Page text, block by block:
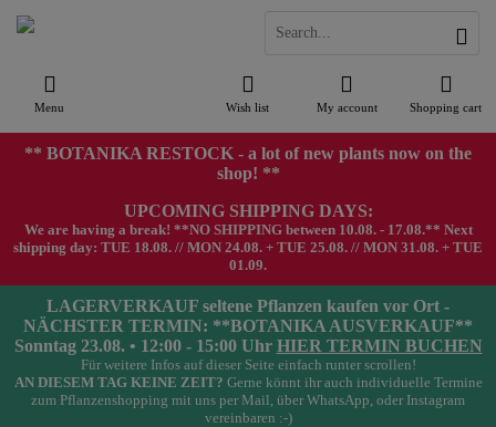
Menu Shopping cart
Wish list My account
** BOTANIKA RESTOCK - a lot of new plants now on the
shop! **
UPCOMING SHIPPING DAYS:
We are having a break! **NO SHIPPING between 10.08. - 17.08.** Next
shipping day: TUE 18.08. // MON 24.08. + TUE 25.08. // MON 31.08. + TUE
01.09.
LAGERVERKAUF seltene Pflanzen kaufen vor Ort -
NÄCHSTER TERMIN: **BOTANIKA AUSVERKAUF**
Sonntag 23.08. • 12:00 - 15:00 Uhr HIER TERMIN BUCHEN
Für weitere Infos auf dieser Seite einfach runter scrollen!
AN DIESEM TAG KEINE ZEIT? Gerne könnt ihr auch individuelle Termine
zum Pflanzenshopping mit uns per Mail, über WhatsApp, oder Instagram
vereinbaren :-)